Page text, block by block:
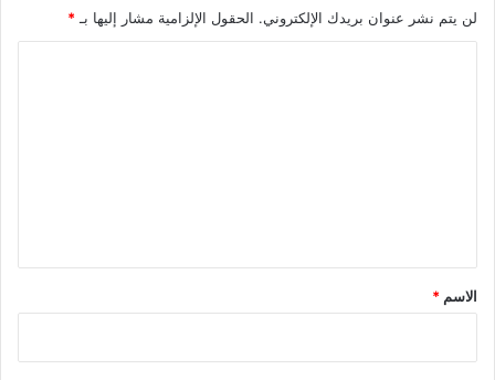
لن يتم نشر عنوان بريدك الإلكتروني. الحقول الإلزامية مشار إليها بـ *
*
الاسم *